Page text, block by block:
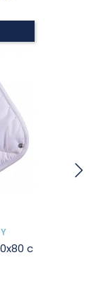
cm. +